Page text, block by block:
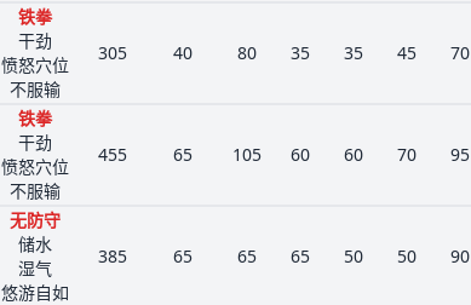
铁拳
干劲
愤怒穴位
不服输
305 40 80 35 35 45 70
铁拳
干劲
愤怒穴位
不服输
455 65 105 60 60 70 95
无防守
储水
湿气
悠游自如
385 65 65 65 50 50 90